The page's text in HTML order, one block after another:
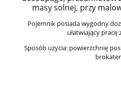
masy solnej, przy
Pojemnik posiada wygodny
ułatwiający
Sposób użycia: powierzchnię